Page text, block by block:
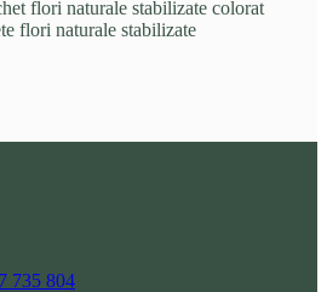
flori naturale stabilizate
735 804